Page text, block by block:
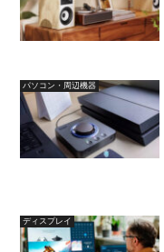
パソコン・周辺機器
ディスプレイ